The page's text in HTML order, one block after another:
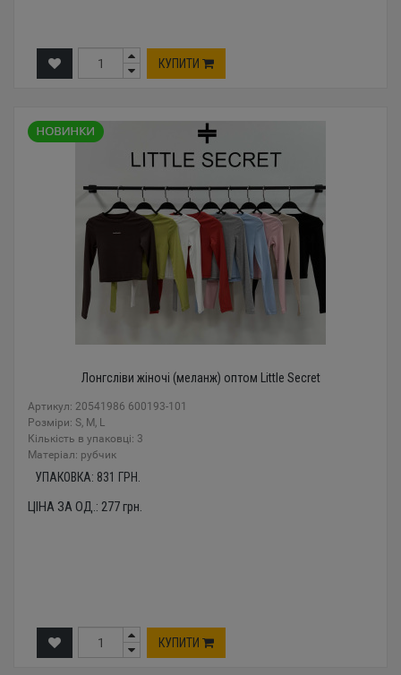
КУПИТИ
Лонгсліви жіночі (меланж) оптом Little Secret
Артикул: 20541986 600193-101
Розміри: S, M, L
Кількість в упаковці: 3
Mатеріал: рубчик
УПАКОВКА: 831 ГРН.
ЦІНА ЗА ОД.: 277грн.
КУПИТИ